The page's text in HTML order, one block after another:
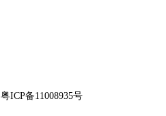
粤ICP备11008935号